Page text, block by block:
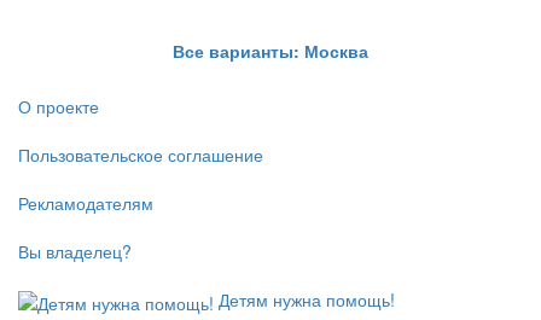
Все варианты: Москва
О проекте
Пользовательское соглашение
Рекламодателям
Вы владелец?
Детям нужна помощь!